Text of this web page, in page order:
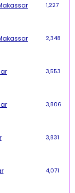
1,227
2,348
3,553
3,806
3,831
4,071